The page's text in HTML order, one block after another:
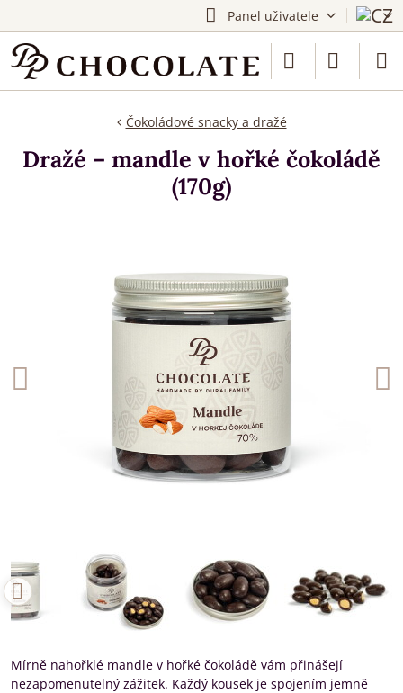
Panel uživatele
Čokoládové snacky a dražé
Dražé – mandle v hořké čokoládě
(170g)
Mírně nahořklé mandle v hořké čokoládě vám přinášejí
nezapomenutelný zážitek. Každý kousek je spojením jemně